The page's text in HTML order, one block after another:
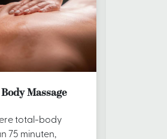
Massage
total-body
75 minuten,